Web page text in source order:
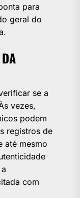
para
geral do
se a
vezes,
podem
registros de
até mesmo
com